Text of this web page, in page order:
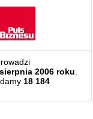
2006 roku.
18 184